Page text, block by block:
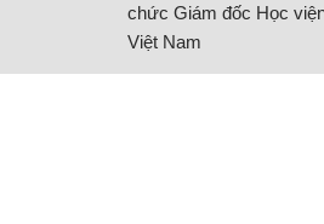
chức Giám đốc Học
Việt Nam